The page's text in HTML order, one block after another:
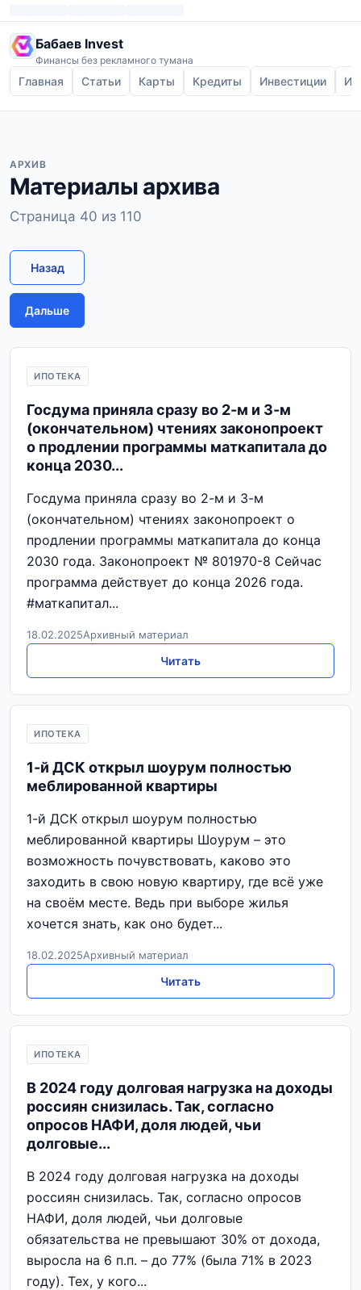
Бабаев Invest
Финансы без рекламного тумана
Главная Статьи Карты Кредиты Инвестиции
АРХИВ
Материалы архива
Страница 40 из 110
Назад
Дальше
ИПОТЕКА
Госдума приняла сразу во 2-м и 3-м
(окончательном) чтениях законопроект
о продлении программы маткапитала до
конца 2030...
Госдума приняла сразу во 2-м и 3-м
(окончательном) чтениях законопроект о
продлении программы маткапитала до конца
2030 года. Законопроект № 801970-8 Сейчас
программа действует до конца 2026 года.
#маткапитал...
18.02.2025Архивный материал
Читать
ИПОТЕКА
1-й ДСК открыл шоурум полностью
меблированной квартиры
1-й ДСК открыл шоурум полностью
меблированной квартиры Шоурум – это
возможность почувствовать, каково это
заходить в свою новую квартиру, где всё уже
на своём месте. Ведь при выборе жилья
хочется знать, как оно будет...
18.02.2025Архивный материал
Читать
ИПОТЕКА
В 2024 году долговая нагрузка на доходы
россиян снизилась. Так, согласно
опросов НАФИ, доля людей, чьи
долговые...
В 2024 году долговая нагрузка на доходы
россиян снизилась. Так, согласно опросов
НАФИ, доля людей, чьи долговые
обязательства не превышают 30% от дохода,
выросла на 6 п.п. – до 77% (была 71% в 2023
году). Тех, у кого...